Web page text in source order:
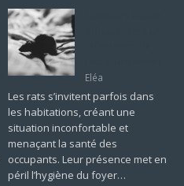
Eléa
Les rats s’invitent parfois dans
les habitations, créant une
situation inconfortable et
menaçant la santé des
occupants. Leur présence met en
péril l’hygiène du foyer…